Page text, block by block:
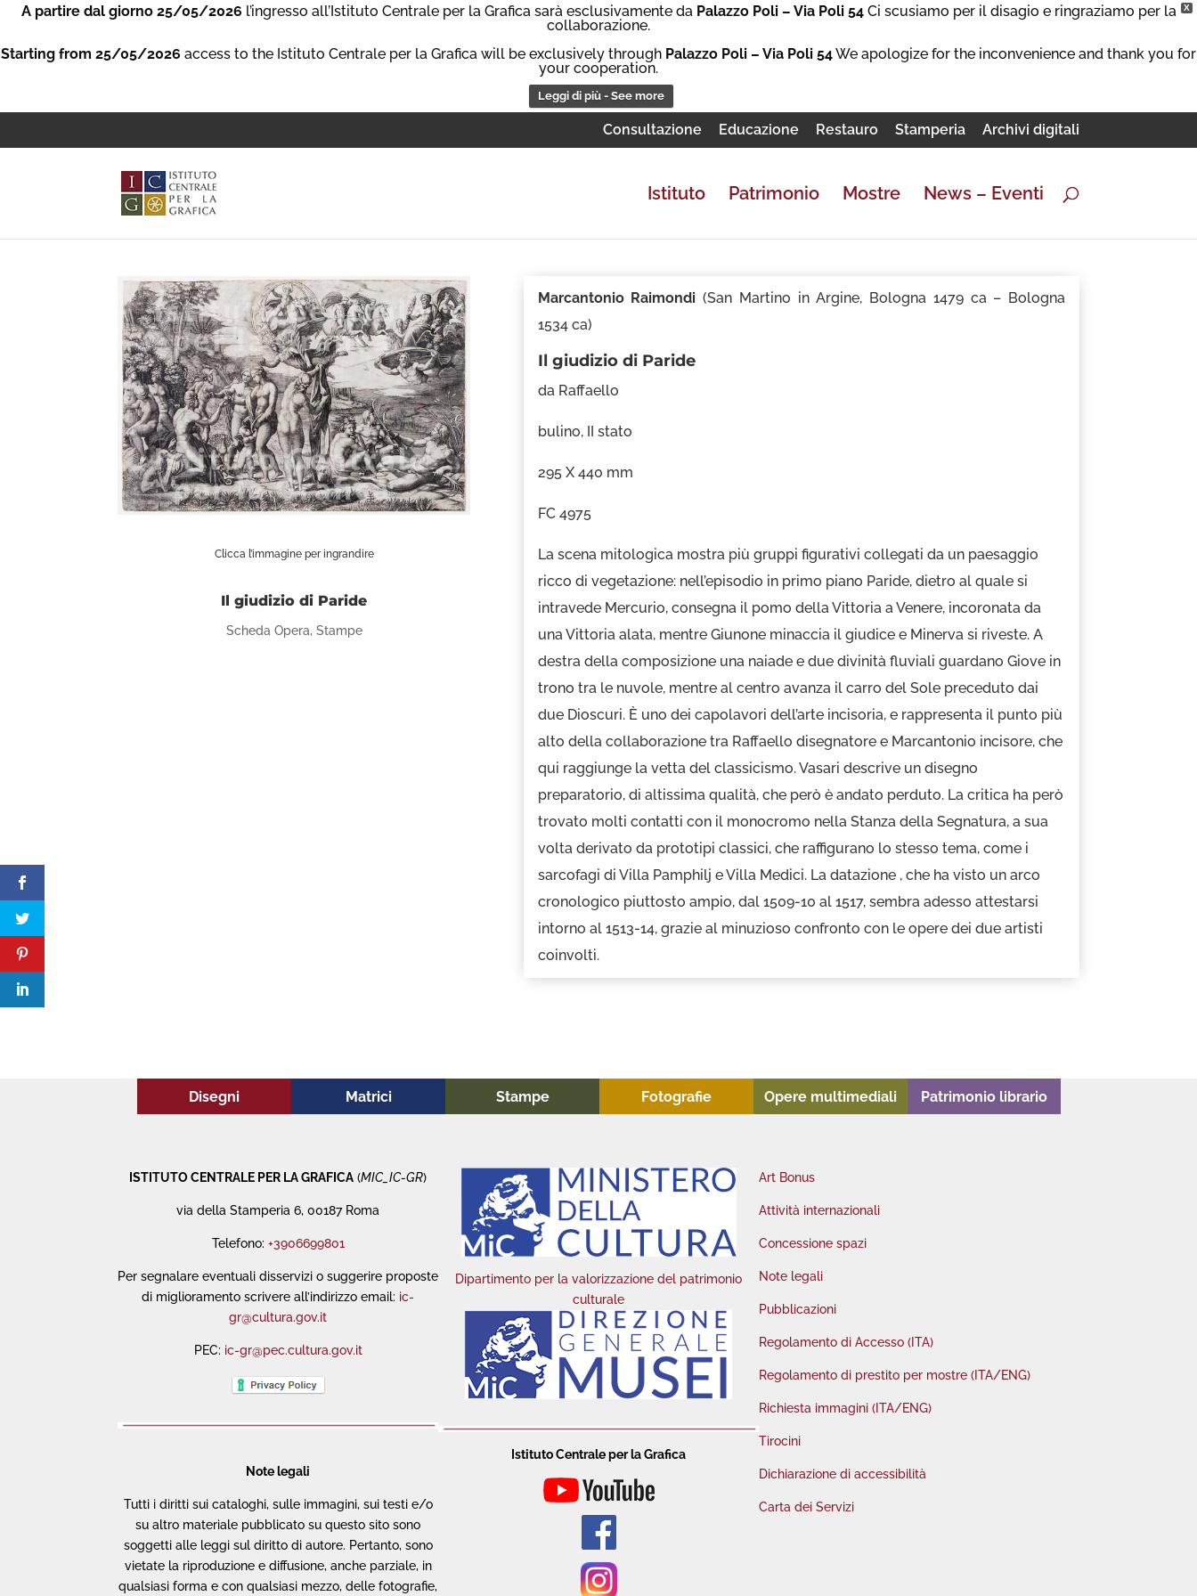
X
A partire dal giorno 25/05/2026 l’ingresso all’Istituto Centrale per la Grafica sarà esclusivamente da Palazzo Poli – Via Poli 54Ci scusiamo per il disagio e ringraziamo per la
collaborazione.
Starting from 25/05/2026 access to the Istituto Centrale per la Grafica will be exclusively through Palazzo Poli – Via Poli 54We apologize for the inconvenience and thank you for
your cooperation.
Leggi di più - See more
Consultazione Educazione Restauro Stamperia Archivi digitali
Istituto Patrimonio Mostre News – Eventi
Clicca l’immagine per ingrandire
Il giudizio di Paride
Scheda Opera, Stampe
Marcantonio Raimondi (San Martino in Argine, Bologna 1479 ca – Bologna
1534 ca)
Il giudizio di Paride
da Raffaello
bulino, II stato
295 X 440 mm
FC 4975
La scena mitologica mostra più gruppi figurativi collegati da un paesaggio
ricco di vegetazione: nell’episodio in primo piano Paride, dietro al quale si
intravede Mercurio, consegna il pomo della Vittoria a Venere, incoronata da
una Vittoria alata, mentre Giunone minaccia il giudice e Minerva si riveste. A
destra della composizione una naiade e due divinità fluviali guardano Giove in
trono tra le nuvole, mentre al centro avanza il carro del Sole preceduto dai
due Dioscuri. È uno dei capolavori dell’arte incisoria, e rappresenta il punto più
alto della collaborazione tra Raffaello disegnatore e Marcantonio incisore, che
qui raggiunge la vetta del classicismo. Vasari descrive un disegno
preparatorio, di altissima qualità, che però è andato perduto. La critica ha però
trovato molti contatti con il monocromo nella Stanza della Segnatura, a sua
volta derivato da prototipi classici, che raffigurano lo stesso tema, come i
sarcofagi di Villa Pamphilj e Villa Medici. La datazione , che ha visto un arco
cronologico piuttosto ampio, dal 1509-10 al 1517, sembra adesso attestarsi
intorno al 1513-14, grazie al minuzioso confronto con le opere dei due artisti
coinvolti.
Disegni Matrici Stampe Fotografie Opere multimediali Patrimonio librario
ISTITUTO CENTRALE PER LA GRAFICA (MIC_IC-GR)
via della Stamperia 6, 00187 Roma
Telefono: +3906699801
Per segnalare eventuali disservizi o suggerire proposte
di miglioramento scrivere all’indirizzo email: ic-
gr@cultura.gov.it
PEC: ic-gr@pec.cultura.gov.it
Note legali
Tutti i diritti sui cataloghi, sulle immagini, sui testi e/o
su altro materiale pubblicato su questo sito sono
soggetti alle leggi sul diritto di autore. Pertanto, sono
vietate la riproduzione e diffusione, anche parziale, in
qualsiasi forma e con qualsiasi mezzo, delle fotografie,
Dipartimento per la valorizzazione del patrimonio
culturale
Istituto Centrale per la Grafica
Art Bonus
Attività internazionali
Concessione spazi
Note legali
Pubblicazioni
Regolamento di Accesso (ITA)
Regolamento di prestito per mostre (ITA/ENG)
Richiesta immagini (ITA/ENG)
Tirocini
Dichiarazione di accessibilità
Carta dei Servizi